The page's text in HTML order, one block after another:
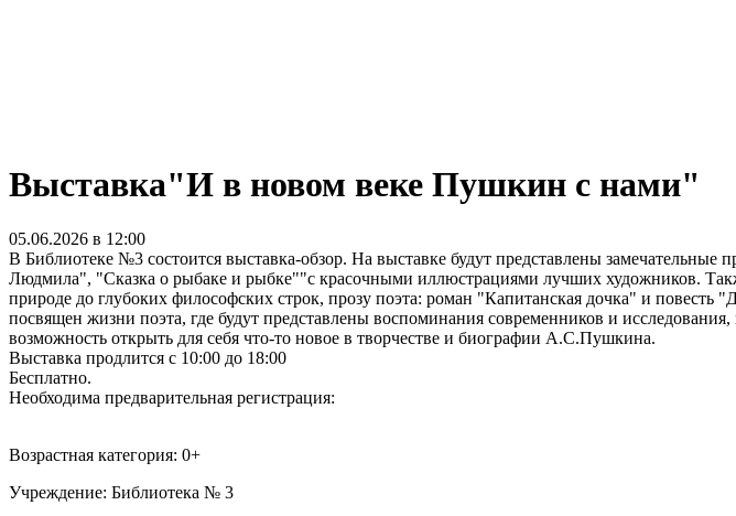
Выставка"И в новом веке Пушкин с нами"
05.06.2026 в 12:00
В Библиотеке №3 состоится выставка-обзор. На выставке будут представлены
Людмила", "Сказка о рыбаке и рыбке""с красочными иллюстрациями лучших художников.
природе до глубоких философских строк, прозу поэта: роман "Капитанская дочка" и повесть
посвящен жизни поэта, где будут представлены воспоминания современников и
возможность открыть для себя что-то новое в творчестве и биографии А.С.Пушкина.
Выставка продлится с 10:00 до 18:00
Бесплатно.
Необходима предварительная регистрация:
Возрастная категория: 0+
Учреждение: Библиотека № 3